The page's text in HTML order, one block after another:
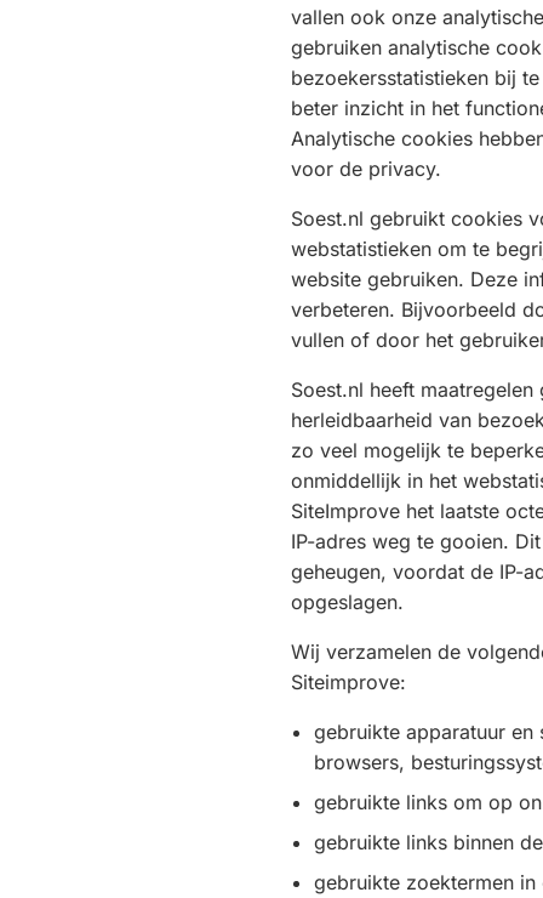
vallen ook onze
gebruiken analytische
bezoekersstatistieken bij
beter inzicht in het
Analytische cookies
voor de privacy.
Soest.nl gebruikt cookies
webstatistieken om te
website gebruiken. Deze
verbeteren. Bijvoorbeeld
vullen of door het
Soest.nl heeft
herleidbaarheid van
zo veel mogelijk te
onmiddellijk in het
SiteImprove het laatste
IP-adres weg te gooien.
geheugen, voordat de IP-
opgeslagen.
Wij verzamelen de
Siteimprove:
gebruikte apparatuur en
browsers,
gebruikte links om op
gebruikte links binnen
gebruikte zoektermen